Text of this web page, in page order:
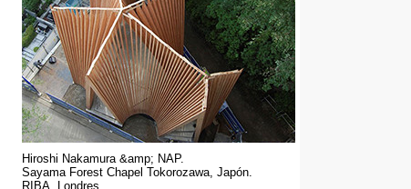
Hiroshi Nakamura &amp; NAP.
Sayama Forest Chapel Tokorozawa, Japón.
RIBA, Londres.